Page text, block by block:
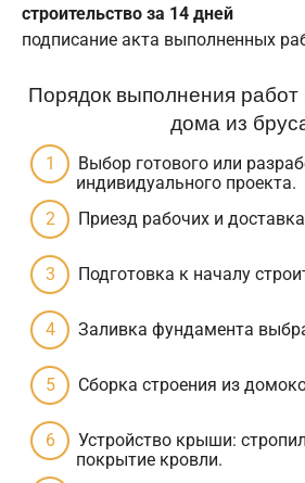
строительство за 14 дней
подписание акта выполненных
Порядок выполнения работ
дома из
Выбор готового или
индивидуального проекта.
Приезд рабочих и
Подготовка к началу
Заливка фундамента
Сборка строения из
Устройство крыши:
покрытие кровли.